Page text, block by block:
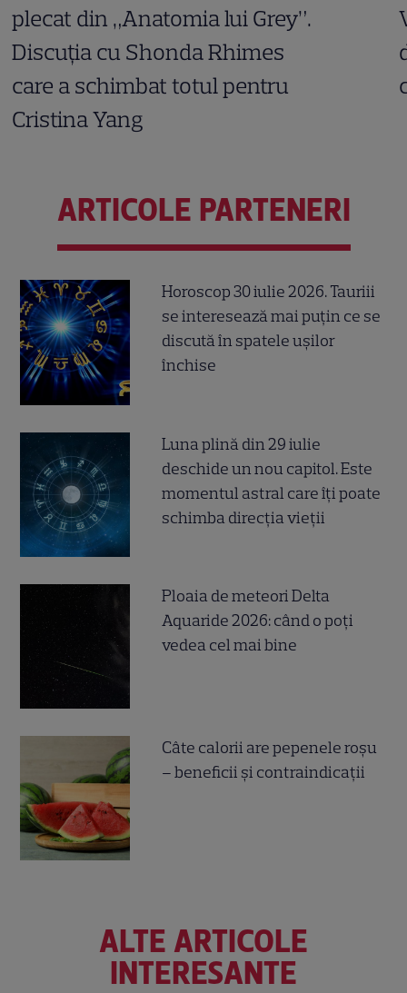
plecat din „Anatomia lui Grey”.
Discuția cu Shonda Rhimes
care a schimbat totul pentru
Cristina Yang
ARTICOLE PARTENERI
Horoscop 30 iulie 2026. Tauriii
se interesează mai puțin ce se
discută în spatele ușilor
închise
Luna plină din 29 iulie
deschide un nou capitol. Este
momentul astral care îți poate
schimba direcția vieții
Ploaia de meteori Delta
Aquaride 2026: când o poți
vedea cel mai bine
Câte calorii are pepenele roșu
– beneficii și contraindicații
ALTE ARTICOLE
INTERESANTE